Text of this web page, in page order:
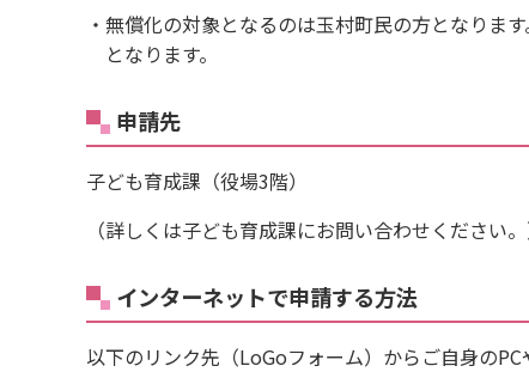
無償化の対象となるのは玉村町民の方となりま
となります。
申請先
子ども育成課（役場3階）
（詳しくは子ども育成課にお問い合わせください。
インターネットで申請する方法
以下のリンク先（LoGoフォーム）からご自身のPC